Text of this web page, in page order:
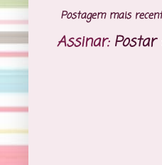
Postagem mais
Assinar: